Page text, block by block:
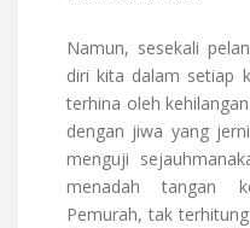
Namun, sesekali
diri kita dalam setiap
terhina oleh
dengan jiwa yang
menguji
menadah tangan
Pemurah, tak